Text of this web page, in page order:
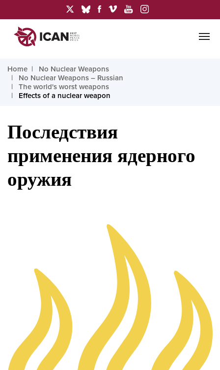
Home
No Nuclear Weapons
No Nuclear Weapons – Russian
The world's worst weapons
Effects of a nuclear weapon
Последствия
применения ядерного
оружия